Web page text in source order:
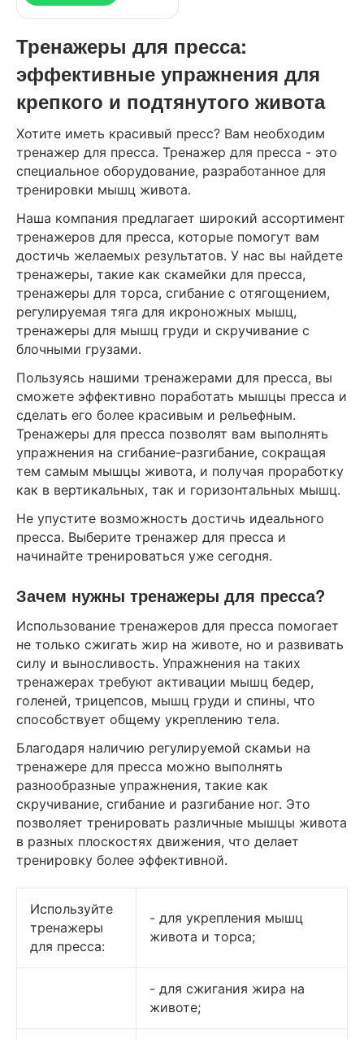
Тренажеры для пресса:
эффективные упражнения для
крепкого и подтянутого живота
Хотите иметь красивый пресс? Вам необходим
тренажер для пресса. Тренажер для пресса - это
специальное оборудование, разработанное для
тренировки мышц живота.
Наша компания предлагает широкий ассортимент
тренажеров для пресса, которые помогут вам
достичь желаемых результатов. У нас вы найдете
тренажеры, такие как скамейки для пресса,
тренажеры для торса, сгибание с отягощением,
регулируемая тяга для икроножных мышц,
тренажеры для мышц груди и скручивание с
блочными грузами.
Пользуясь нашими тренажерами для пресса, вы
сможете эффективно поработать мышцы пресса и
сделать его более красивым и рельефным.
Тренажеры для пресса позволят вам выполнять
упражнения на сгибание-разгибание, сокращая
тем самым мышцы живота, и получая проработку
как в вертикальных, так и горизонтальных мышц.
Не упустите возможность достичь идеального
пресса. Выберите тренажер для пресса и
начинайте тренироваться уже сегодня.
Зачем нужны тренажеры для пресса?
Использование тренажеров для пресса помогает
не только сжигать жир на животе, но и развивать
силу и выносливость. Упражнения на таких
тренажерах требуют активации мышц бедер,
голеней, трицепсов, мышц груди и спины, что
способствует общему укреплению тела.
Благодаря наличию регулируемой скамьи на
тренажере для пресса можно выполнять
разнообразные упражнения, такие как
скручивание, сгибание и разгибание ног. Это
позволяет тренировать различные мышцы живота
в разных плоскостях движения, что делает
тренировку более эффективной.
Используйте
тренажеры
для пресса:
- для укрепления мышц
живота и торса;
- для сжигания жира на
животе;